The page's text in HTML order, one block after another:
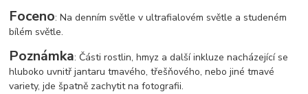
Foceno: Na denním světle v ultrafialovém světle a studeném
bílém světle.
Poznámka: Části rostlin, hmyz a další inkluze nacházející se
hluboko uvnitř jantaru tmavého, třešňového, nebo jiné tmavé
variety, jde špatně zachytit na fotografii.